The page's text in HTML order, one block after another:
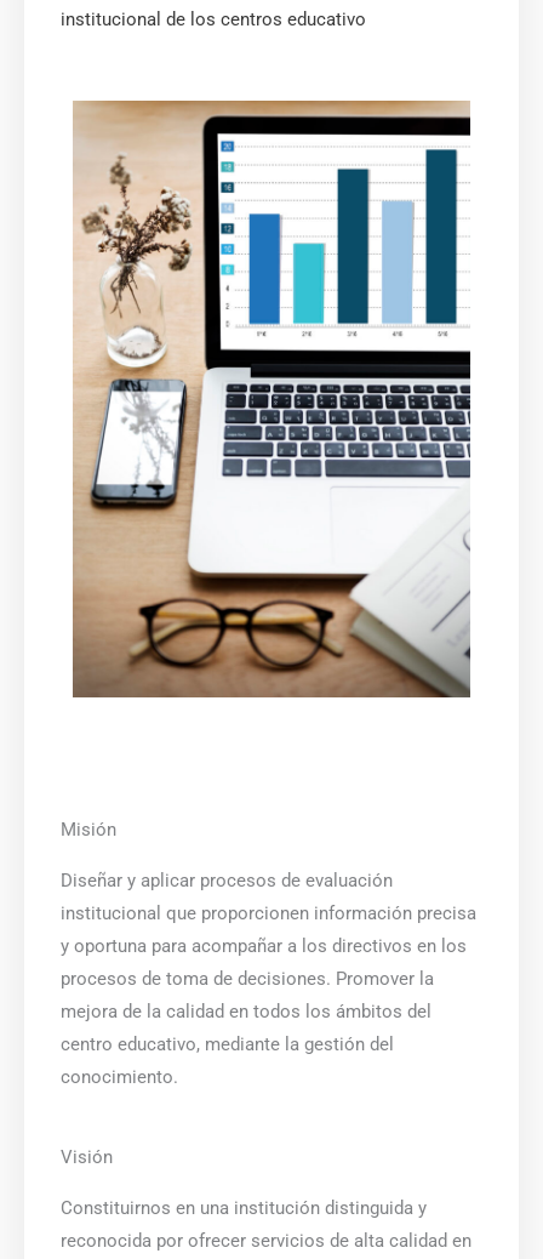
institucional de los centros educativo
Misión
Diseñar y aplicar procesos de evaluación
institucional que proporcionen información precisa
y oportuna para acompañar a los directivos en los
procesos de toma de decisiones. Promover la
mejora de la calidad en todos los ámbitos del
centro educativo, mediante la gestión del
conocimiento.
Visión
Constituirnos en una institución distinguida y
reconocida por ofrecer servicios de alta calidad en